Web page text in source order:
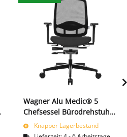
Wagner Alu Medic® 5
Chefsessel Bürodrehstuhl
Bürostuhl Dondola Technik
216720
Knapper Lagerbestand